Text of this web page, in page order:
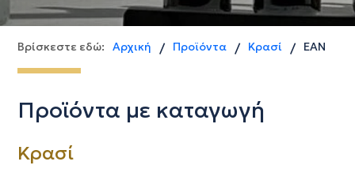
Βρίσκεστε εδώ: Αρχική / Προϊόντα / Κρασί / ΕΆΝ
Προϊόντα με καταγωγή
Κρασί